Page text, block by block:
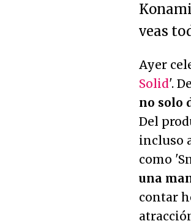
veas
Ayer
Solid'. De
no solo
Del
incluso
como
una
contar